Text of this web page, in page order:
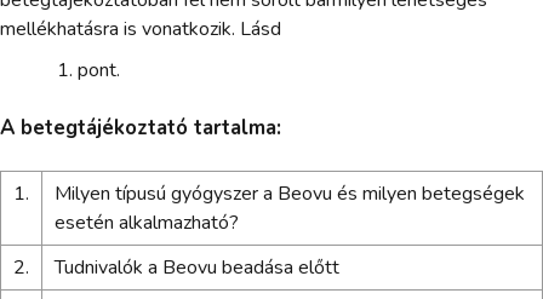
mellékhatásra is vonatkozik. Lásd
pont.
A betegtájékoztató tartalma:
1.
Milyen típusú gyógyszer a Beovu és milyen betegségek
esetén alkalmazható?
2.
Tudnivalók a Beovu beadása előtt